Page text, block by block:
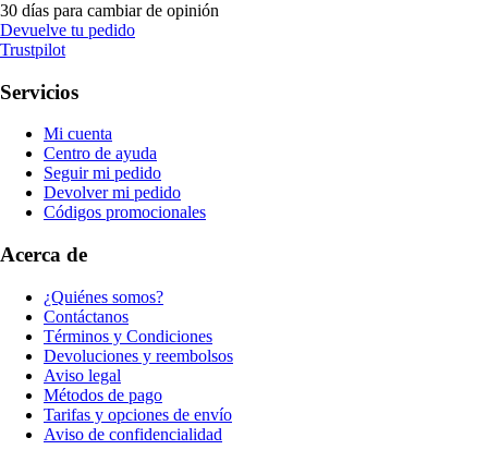
30 días para cambiar de opinión
Devuelve tu pedido
Trustpilot
Servicios
Mi cuenta
Centro de ayuda
Seguir mi pedido
Devolver mi pedido
Códigos promocionales
Acerca de
¿Quiénes somos?
Contáctanos
Términos y Condiciones
Devoluciones y reembolsos
Aviso legal
Métodos de pago
Tarifas y opciones de envío
Aviso de confidencialidad